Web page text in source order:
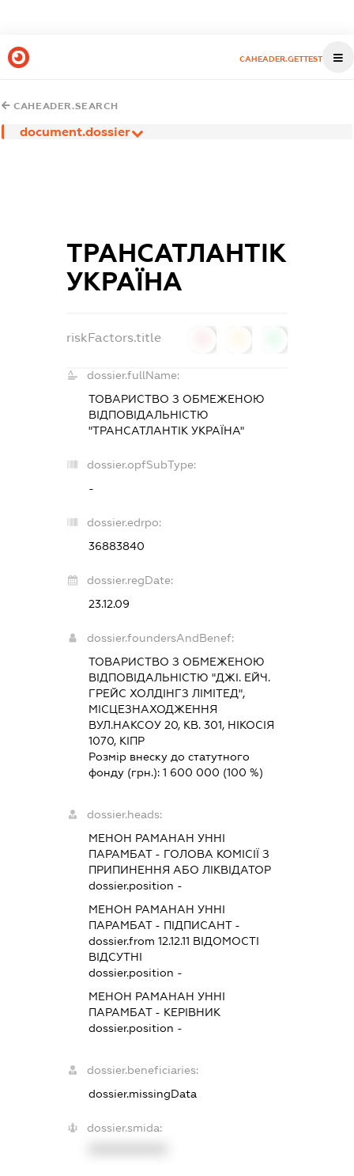
CAHEADER.GETTEST
CAHEADER.SEARCH
document.dossier
ТРАНСАТЛАНТІК
УКРАЇНА
riskFactors.title
dossier.fullName:
ТОВАРИСТВО З ОБМЕЖЕНОЮ
ВІДПОВІДАЛЬНІСТЮ
"ТРАНСАТЛАНТІК УКРАЇНА"
dossier.opfSubType:
-
dossier.edrpo:
36883840
dossier.regDate:
23.12.09
dossier.foundersAndBenef:
ТОВАРИСТВО З ОБМЕЖЕНОЮ
ВІДПОВІДАЛЬНІСТЮ "ДЖІ. ЕЙЧ.
ГРЕЙС ХОЛДІНГЗ ЛІМІТЕД",
МІСЦЕЗНАХОДЖЕННЯ
ВУЛ.НАКСОУ 20, КВ. 301, НІКОСІЯ
1070, КІПР
Розмір внеску до статутного
фонду (грн.):1 600 000 (100 %)
dossier.heads:
МЕНОН РАМАНАН УННІ
ПАРАМБАТ- ГОЛОВА КОМІСІЇ З
ПРИПИНЕННЯ АБО ЛІКВІДАТОР
dossier.position -
МЕНОН РАМАНАН УННІ
ПАРАМБАТ- ПІДПИСАНТ-
dossier.from 12.12.11 ВІДОМОСТІ
ВІДСУТНІ
dossier.position -
МЕНОН РАМАНАН УННІ
ПАРАМБАТ- КЕРІВНИК
dossier.position -
dossier.beneficiaries:
dossier.missingData
dossier.smida: